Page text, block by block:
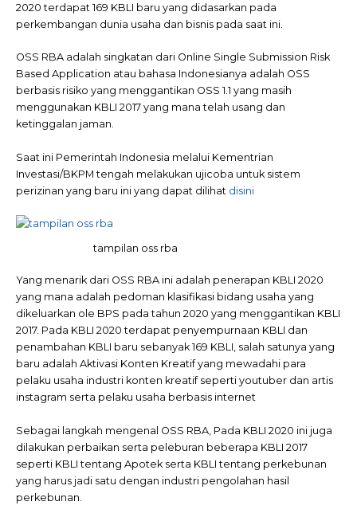
2020 terdapat 169 KBLI baru yang didasarkan pada
perkembangan dunia usaha dan bisnis pada saat ini.
OSS RBA adalah singkatan dari Online Single Submission Risk
Based Application atau bahasa Indonesianya adalah OSS
berbasis risiko yang menggantikan OSS 1.1 yang masih
menggunakan KBLI 2017 yang mana telah usang dan
ketinggalan jaman.
Saat ini Pemerintah Indonesia melalui Kementrian
Investasi/BKPM tengah melakukan ujicoba untuk sistem
perizinan yang baru ini yang dapat dilihat disini
tampilan oss rba
Yang menarik dari OSS RBA ini adalah penerapan KBLI 2020
yang mana adalah pedoman klasifikasi bidang usaha yang
dikeluarkan ole BPS pada tahun 2020 yang menggantikan KBLI
2017. Pada KBLI 2020 terdapat penyempurnaan KBLI dan
penambahan KBLI baru sebanyak 169 KBLI, salah satunya yang
baru adalah Aktivasi Konten Kreatif yang mewadahi para
pelaku usaha industri konten kreatif seperti youtuber dan artis
instagram serta pelaku usaha berbasis internet
Sebagai langkah mengenal OSS RBA, Pada KBLI 2020 ini juga
dilakukan perbaikan serta peleburan beberapa KBLI 2017
seperti KBLI tentang Apotek serta KBLI tentang perkebunan
yang harus jadi satu dengan industri pengolahan hasil
perkebunan.